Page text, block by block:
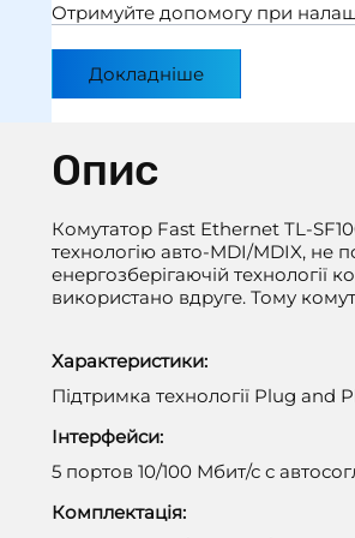
Отримуйте допомогу при
Докладніше
Опис
Комутатор Fast Ethernet TL-
технологію авто-MDI/MDIX, не
енергозберігаючій технології
використано вдруге. Тому
Характеристики:
Підтримка технології Plug and
Інтерфейси:
5 портов 10/100 Мбит/с с
Комплектація: